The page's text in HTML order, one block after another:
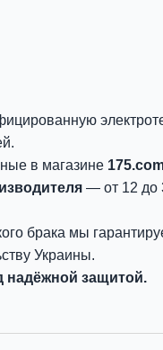
в магазине
— от 12 до
брака мы
Украины.
защитой.